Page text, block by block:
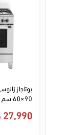
27,990 جنيه